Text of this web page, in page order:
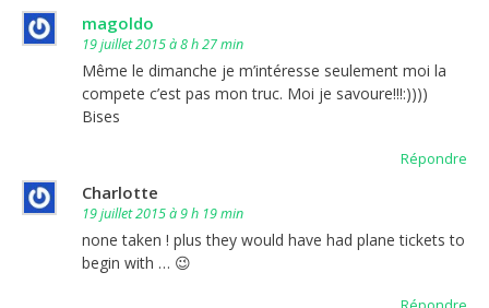
magoldo
19 juillet 2015 à 8 h 27 min
Même le dimanche je m’intéresse seulement moi la
compete c’est pas mon truc. Moi je savoure!!!:))))
Bises
Répondre
Charlotte
19 juillet 2015 à 9 h 19 min
none taken ! plus they would have had plane tickets to
begin with … 😉